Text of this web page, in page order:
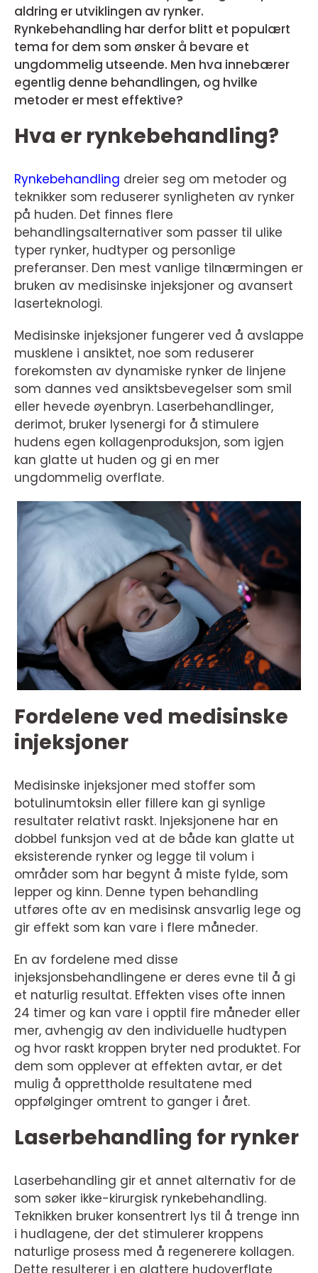
aldring er utviklingen av rynker.
Rynkebehandling har derfor blitt et populært
tema for dem som ønsker å bevare et
ungdommelig utseende. Men hva innebærer
egentlig denne behandlingen, og hvilke
metoder er mest effektive?
Hva er rynkebehandling?
Rynkebehandling dreier seg om metoder og
teknikker som reduserer synligheten av rynker
på huden. Det finnes flere
behandlingsalternativer som passer til ulike
typer rynker, hudtyper og personlige
preferanser. Den mest vanlige tilnærmingen er
bruken av medisinske injeksjoner og avansert
laserteknologi.
Medisinske injeksjoner fungerer ved å avslappe
musklene i ansiktet, noe som reduserer
forekomsten av dynamiske rynker de linjene
som dannes ved ansiktsbevegelser som smil
eller hevede øyenbryn. Laserbehandlinger,
derimot, bruker lysenergi for å stimulere
hudens egen kollagenproduksjon, som igjen
kan glatte ut huden og gi en mer
ungdommelig overflate.
Fordelene ved medisinske
injeksjoner
Medisinske injeksjoner med stoffer som
botulinumtoksin eller fillere kan gi synlige
resultater relativt raskt. Injeksjonene har en
dobbel funksjon ved at de både kan glatte ut
eksisterende rynker og legge til volum i
områder som har begynt å miste fylde, som
lepper og kinn. Denne typen behandling
utføres ofte av en medisinsk ansvarlig lege og
gir effekt som kan vare i flere måneder.
En av fordelene med disse
injeksjonsbehandlingene er deres evne til å gi
et naturlig resultat. Effekten vises ofte innen
24 timer og kan vare i opptil fire måneder eller
mer, avhengig av den individuelle hudtypen
og hvor raskt kroppen bryter ned produktet. For
dem som opplever at effekten avtar, er det
mulig å opprettholde resultatene med
oppfølginger omtrent to ganger i året.
Laserbehandling for rynker
Laserbehandling gir et annet alternativ for de
som søker ikke-kirurgisk rynkebehandling.
Teknikken bruker konsentrert lys til å trenge inn
i hudlagene, der det stimulerer kroppens
naturlige prosess med å regenerere kollagen.